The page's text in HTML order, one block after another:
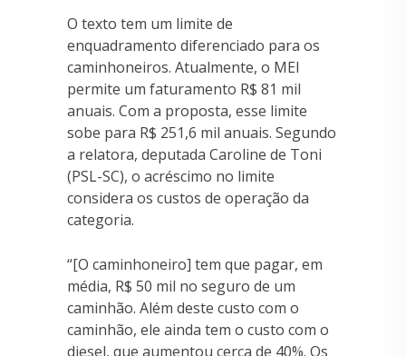
O texto tem um limite de
enquadramento diferenciado para os
caminhoneiros. Atualmente, o MEI
permite um faturamento R$ 81 mil
anuais. Com a proposta, esse limite
sobe para R$ 251,6 mil anuais. Segundo
a relatora, deputada Caroline de Toni
(PSL-SC), o acréscimo no limite
considera os custos de operação da
categoria.
“[O caminhoneiro] tem que pagar, em
média, R$ 50 mil no seguro de um
caminhão. Além deste custo com o
caminhão, ele ainda tem o custo com o
diesel, que aumentou cerca de 40%. Os